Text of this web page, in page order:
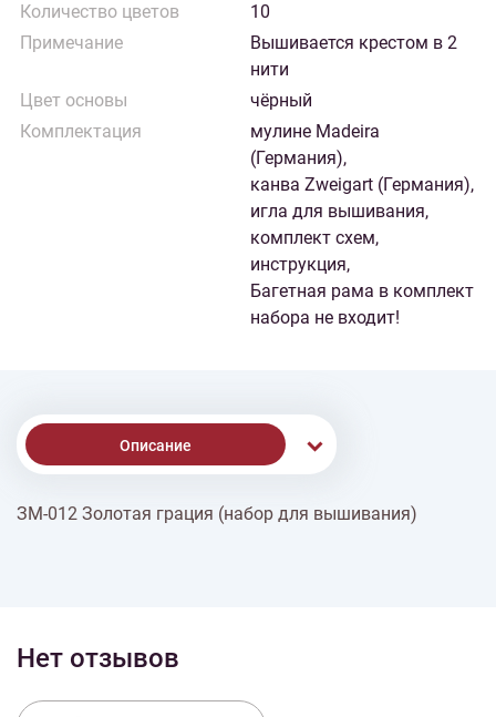
Количество цветов
10
Примечание
Вышивается крестом в 2
нити
Цвет основы
чёрный
Комплектация
мулине Madeira
(Германия),
канва Zweigart (Германия),
игла для вышивания,
комплект схем,
инструкция,
Багетная рама в комплект
набора не входит!
Описание
Доставка
ЗМ-012 Золотая грация (набор для вышивания)
Нет отзывов